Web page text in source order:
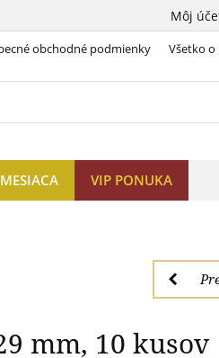
Môj
obchodné podmienky Všetko
VIP PONUKA
mm, 10 kusov
29 mm,